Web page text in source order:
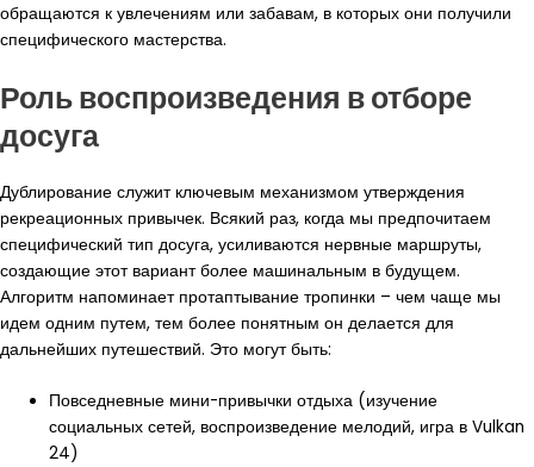
обращаются к увлечениям или забавам, в которых они получили
специфического мастерства.
Роль воспроизведения в отборе
досуга
Дублирование служит ключевым механизмом утверждения
рекреационных привычек. Всякий раз, когда мы предпочитаем
специфический тип досуга, усиливаются нервные маршруты,
создающие этот вариант более машинальным в будущем.
Алгоритм напоминает протаптывание тропинки – чем чаще мы
идем одним путем, тем более понятным он делается для
дальнейших путешествий. Это могут быть:
Повседневные мини-привычки отдыха (изучение
социальных сетей, воспроизведение мелодий, игра в Vulkan
24)